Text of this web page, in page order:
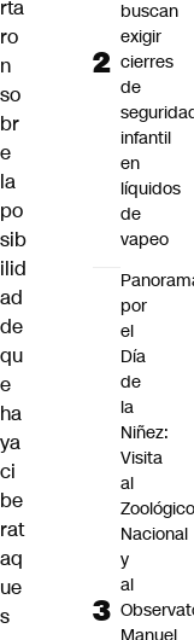
rta
ro
n
so
br
e
la
po
sib
ilid
ad
de
qu
e
ha
ya
ci
be
rat
aq
ue
s
buscan
exigir
cierres
de
infantil
en
líquidos
de
vapeo
por
el
Día
de
la
Niñez:
Visita
al
Zoológico
Nacional
y
al
Manuel